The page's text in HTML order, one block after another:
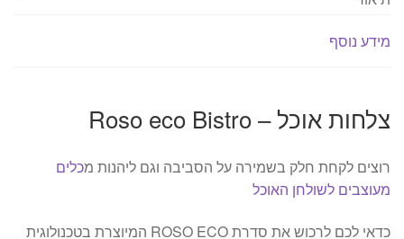
מידע נוסף
צלחות אוכל – Roso eco Bistro
רוצים לקחת חלק בשמירה על הסביבה וגם ליהנות מכלים
מעוצבים לשולחן האוכל
כדאי לכם לרכוש את סדרת ROSO ECO המיוצרת בטכנולוגית